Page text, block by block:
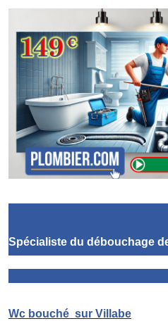
Spécialiste du débouchage
Wc bouché sur Villabe